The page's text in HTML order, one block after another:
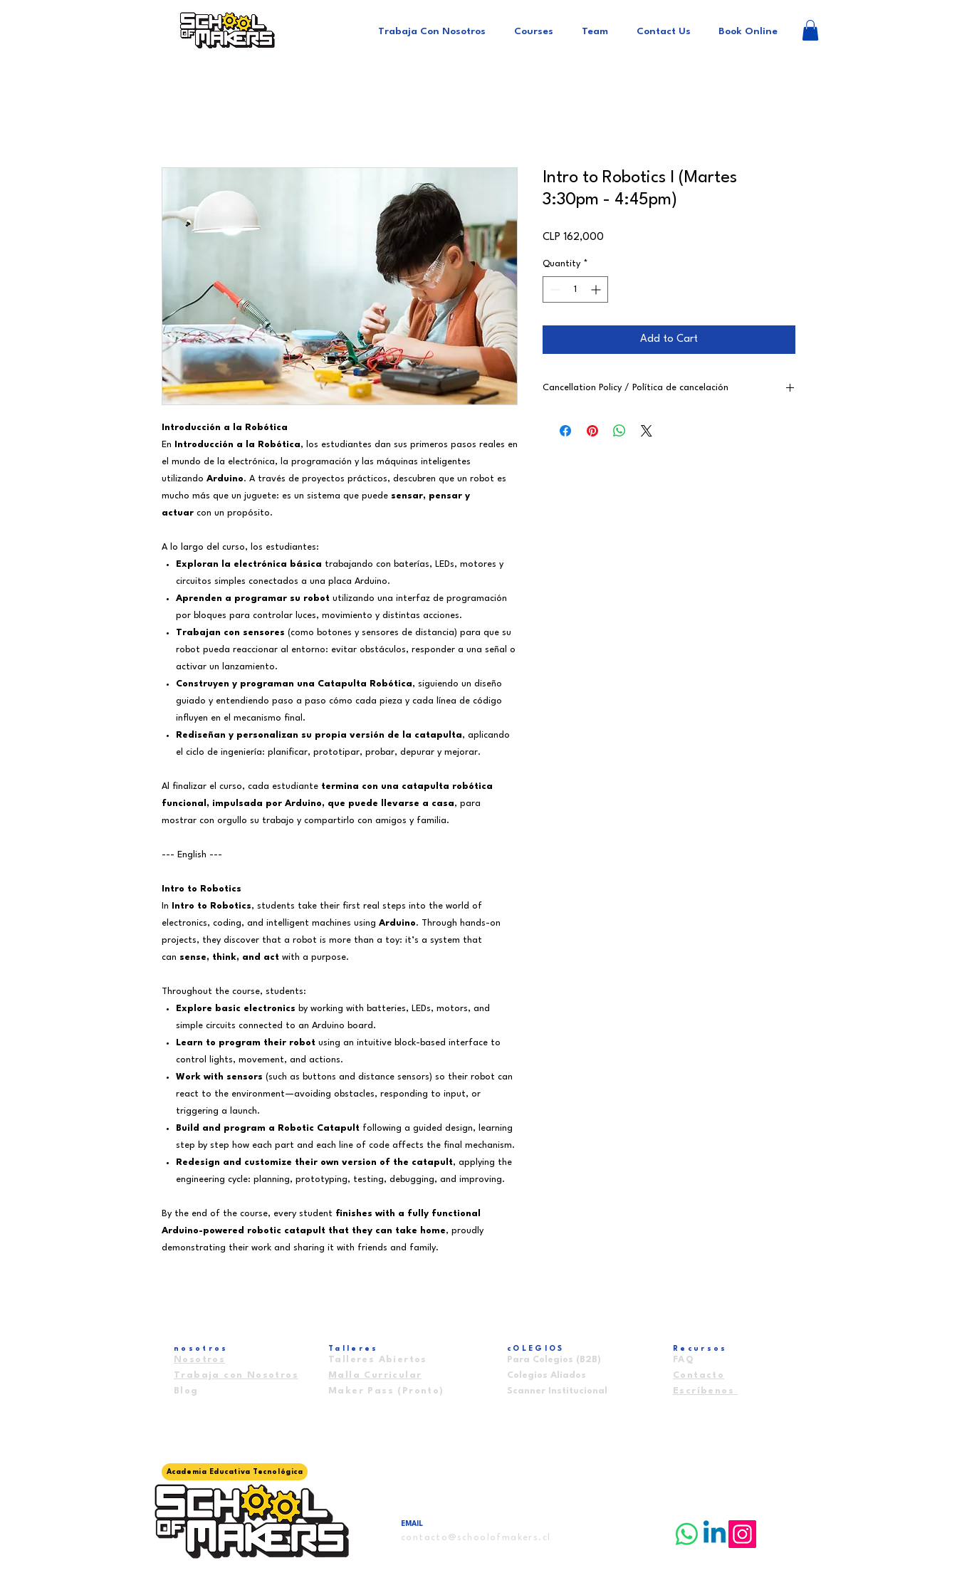
Trabaja Con Nosotros Courses Team Contact Us Book Online
Introducción a la Robótica
En
Introducción a la Robótica, los estudiantes dan sus primeros pasos reales en
el mundo de la electrónica, la programación y las máquinas inteligentes
utilizando Arduino. A través de proyectos prácticos, descubren que un robot es
mucho más que un juguete: es un sistema que puede sensar, pensar y
actuar con un propósito.
A lo largo del curso, los estudiantes:
Exploran la electrónica básica trabajando con baterías, LEDs, motores y
circuitos simples conectados a una placa Arduino.
Aprenden a programar su robot utilizando una interfaz de programación
por bloques para controlar luces, movimiento y distintas acciones.
Trabajan con sensores (como botones y sensores de distancia) para que su
robot pueda reaccionar al entorno: evitar obstáculos, responder a una señal o
activar un lanzamiento.
Construyen y programan una Catapulta Robótica, siguiendo un diseño
guiado y entendiendo paso a paso cómo cada pieza y cada línea de código
influyen en el mecanismo final.
Rediseñan y personalizan su propia versión de la catapulta, aplicando
el ciclo de ingeniería: planificar, prototipar, probar, depurar y mejorar.
Al finalizar el curso, cada estudiante termina con una catapulta robótica
funcional, impulsada por Arduino, que puede llevarse a casa, para
mostrar con orgullo su trabajo y compartirlo con amigos y familia.
--- English ---
Intro to Robotics
In
Intro to Robotics, students take their first real steps into the world of
electronics, coding, and intelligent machines using Arduino. Through hands-on
projects, they discover that a robot is more than a toy: it’s a system that
can sense, think, and act with a purpose.
Throughout the course, students:
Explore basic electronics by working with batteries, LEDs, motors, and
simple circuits connected to an Arduino board.
Learn to program their robot using an intuitive block-based interface to
control lights, movement, and actions.
Work with sensors (such as buttons and distance sensors) so their robot can
react to the environment—avoiding obstacles, responding to input, or
triggering a launch.
Build and program a Robotic Catapult following a guided design, learning
step by step how each part and each line of code affects the final mechanism.
Redesign and customize their own version of the catapult, applying the
engineering cycle: planning, prototyping, testing, debugging, and improving.
By the end of the course, every student finishes with a fully functional
Arduino-powered robotic catapult that they can take home, proudly
demonstrating their work and sharing it with friends and family.
Intro to Robotics I (Martes
3:30pm - 4:45pm)
CLP 162,000
Quantity *
Add to Cart
Cancellation Policy / Política de cancelación
If you need to cancel your child’s participation, refund
nosotros
Nosotros
Trabaja con Nosotros
Blog
Talleres
Talleres Abiertos
Malla Curricular
Maker Pass (Pronto)
cOLEGIOS
Para Colegios (B2B)
Colegios Aliados
Scanner Institucional
EMAIL
contacto@schoolofmakers.cl
Academia Educativa Tecnológica
Recursos
FAQ
Contacto
Escríbenos